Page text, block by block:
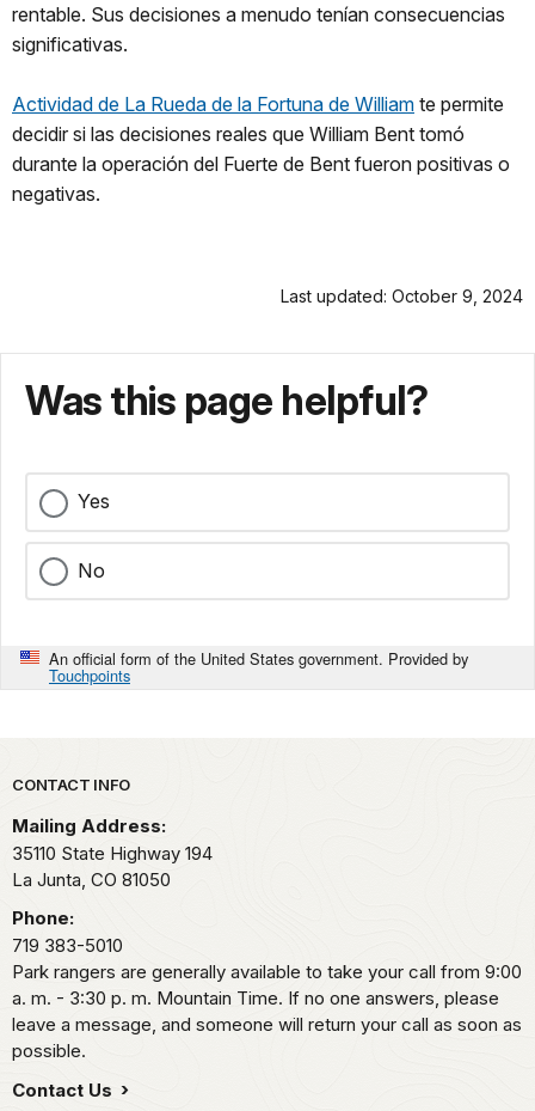
rentable. Sus decisiones a menudo tenían consecuencias
significativas.
Actividad de La Rueda de la Fortuna de William te permite
decidir si las decisiones reales que William Bent tomó
durante la operación del Fuerte de Bent fueron positivas o
negativas.
Last updated: October 9, 2024
Was this page helpful?
Yes
No
An official form of the United States government. Provided by
Touchpoints
Park footer
CONTACT INFO
Mailing Address:
35110 State Highway 194
La Junta, CO 81050
Phone:
719 383-5010
Park rangers are generally available to take your call from 9:00
a. m. - 3:30 p. m. Mountain Time. If no one answers, please
leave a message, and someone will return your call as soon as
possible.
Contact Us